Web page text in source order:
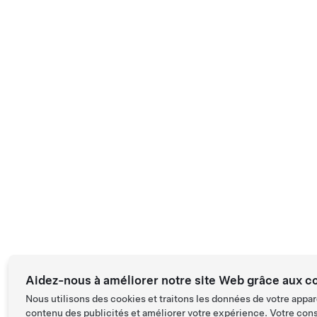
Aidez-nous à améliorer notre site Web grâce aux
Nous utilisons des cookies et traitons les données de votre
contenu des publicités et améliorer votre expérience. Votre